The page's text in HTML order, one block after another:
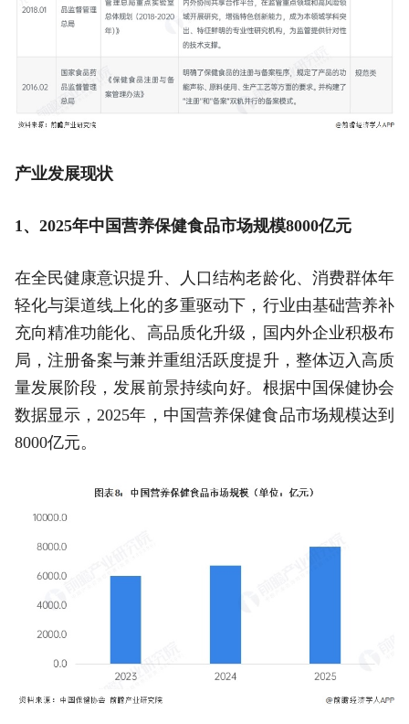
产业发展现状
1、2025年中国营养保健食品市场规模8000亿元
在全民健康意识提升、人口结构老龄化、消费群体年
轻化与渠道线上化的多重驱动下，行业由基础营养补
充向精准功能化、高品质化升级，国内外企业积极布
局，注册备案与兼并重组活跃度提升，整体迈入高质
量发展阶段，发展前景持续向好。根据中国保健协会
数据显示，2025年，中国营养保健食品市场规模达到
8000亿元。